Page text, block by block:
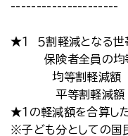
---------------------
★１ ５割軽減となる世
保険者全員の均
均等割軽減額
平等割軽減額
★１の軽減額を合算し
※子ども分としての国